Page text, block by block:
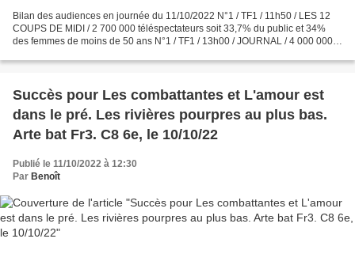
Bilan des audiences en journée du 11/10/2022 N°1 / TF1 / 11h50 / LES 12
COUPS DE MIDI / 2 700 000 téléspectateurs soit 33,7% du public et 34%
des femmes de moins de 50 ans N°1 / TF1 / 13h00 / JOURNAL / 4 000 000
Succès pour Les combattantes et L'amour est
dans le pré. Les rivières pourpres au plus bas.
Arte bat Fr3. C8 6e, le 10/10/22
Publié le 11/10/2022 à 12:30
Par Benoît